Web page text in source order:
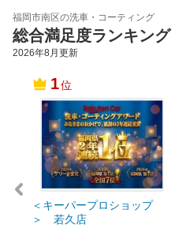
福岡市南区の洗車・コーティング
総合満足度ランキング
2026年8月更新
1位
＜キーパープロショップ
＞ 若久店